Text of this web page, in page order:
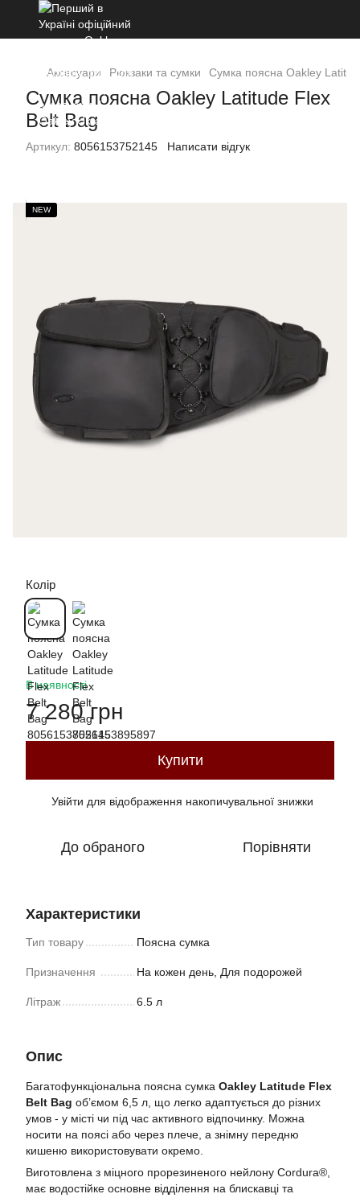
Аксесуари Рюкзаки та сумки Сумка поясна Oakley
Сумка поясна Oakley Latitude Flex
Belt Bag
Артикул: 8056153752145 Написати відгук
NEW
Колір
В наявності
7 280 грн
Купити
Увійти для відображення накопичувальної знижки
До обраного Порівняти
Характеристики
Тип товару Поясна сумка
Призначення На кожен день, Для подорожей
Літраж 6.5 л
Опис
Багатофункціональна поясна сумка Oakley Latitude Flex
Belt Bag об’ємом 6,5 л, що легко адаптується до різних
умов - у місті чи під час активного відпочинку. Можна
носити на поясі або через плече, а знімну передню
кишеню використовувати окремо.
Виготовлена з міцного прорезиненого нейлону Cordura®,
має водостійке основне відділення на блискавці та